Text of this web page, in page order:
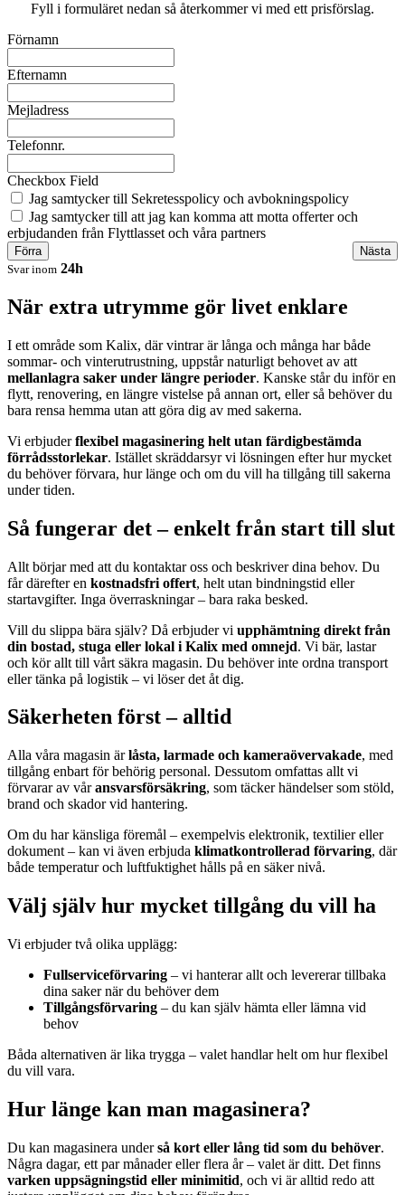
Fyll i formuläret nedan så återkommer vi med ett prisförslag.
Förnamn
Efternamn
Mejladress
Telefonnr.
Checkbox Field
Jag samtycker till Sekretesspolicy och avbokningspolicy
Jag samtycker till att jag kan komma att motta offerter och
erbjudanden från Flyttlasset och våra partners
Förra
Nästa
Svar inom 24h
När extra utrymme gör livet enklare
I ett område som Kalix, där vintrar är långa och många har både
sommar- och vinterutrustning, uppstår naturligt behovet av att
mellanlagra saker under längre perioder. Kanske står du inför en
flytt, renovering, en längre vistelse på annan ort, eller så behöver du
bara rensa hemma utan att göra dig av med sakerna.
Vi erbjuderflexibel magasinering helt utan färdigbestämda
förrådsstorlekar. Istället skräddarsyr vi lösningen efter hur mycket
du behöver förvara, hur länge och om du vill ha tillgång till sakerna
under tiden.
Så fungerar det – enkelt från start till slut
Allt börjar med att du kontaktar oss och beskriver dina behov. Du
får därefter en kostnadsfri offert, helt utan bindningstid eller
startavgifter. Inga överraskningar – bara raka besked.
Vill du slippa bära själv? Då erbjuder vi upphämtning direkt från
din bostad, stuga eller lokal i Kalix med omnejd. Vi bär, lastar
och kör allt till vårt säkra magasin. Du behöver inte ordna transport
eller tänka på logistik – vi löser det åt dig.
Säkerheten först – alltid
Alla våra magasin ärlåsta, larmade och kameraövervakade, med
tillgång enbart för behörig personal. Dessutom omfattas allt vi
förvarar av våransvarsförsäkring, som täcker händelser som stöld,
brand och skador vid hantering.
Om du har känsliga föremål – exempelvis elektronik, textilier eller
dokument – kan vi även erbjuda klimatkontrollerad förvaring, där
både temperatur och luftfuktighet hålls på en säker nivå.
Välj själv hur mycket tillgång du vill ha
Vi erbjuder två olika upplägg:
Fullserviceförvaring – vi hanterar allt och levererar tillbaka
dina saker när du behöver dem
Tillgångsförvaring – du kan själv hämta eller lämna vid
behov
Båda alternativen är lika trygga – valet handlar helt om hur flexibel
du vill vara.
Hur länge kan man magasinera?
Du kan magasinera underså kort eller lång tid som du behöver.
Några dagar, ett par månader eller flera år – valet är ditt. Det finns
varken uppsägningstid eller minimitid, och vi är alltid redo att